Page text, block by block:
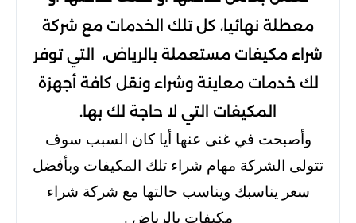
معطلة نهائيا، كل تلك الخدمات مع شركة
شراء مكيفات مستعملة بالرياض،
التي توفر
لك خدمات معاينة وشراء ونقل كافة أجهزة
المكيفات التي لا حاجة لك بها.
وأصبحت في غنى عنها أيا كان السبب سوف
تتولى الشركة مهام شراء تلك المكيفات وبأفضل
سعر يناسبك ويناسب حالتها مع شركة شراء
مكيفات بالرياض .